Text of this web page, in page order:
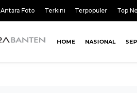
Antara Foto Terkini Terpopuler Top
HOME NASIONAL